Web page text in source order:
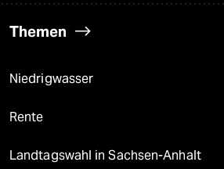
Themen
Niedrigwasser
Rente
Landtagswahl in Sachsen-Anhalt